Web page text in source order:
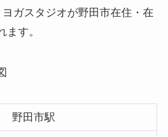
ガスタジオが野田市在住・在
ます。
野田市駅